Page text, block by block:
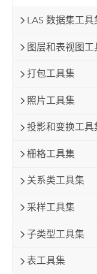
LAS 数据集工具
图层和表视图工
打包工具集
照片工具集
投影和变换工具
栅格工具集
关系类工具集
采样工具集
子类型工具集
表工具集